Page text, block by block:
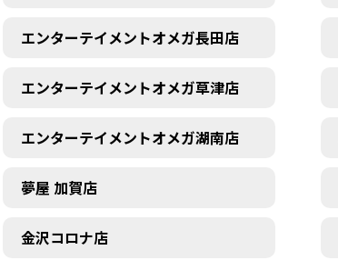
エンターテイメントオメガ長田店
エンターテイメントオメガ草津店
エンターテイメントオメガ湖南店
夢屋 加賀店
金沢コロナ店